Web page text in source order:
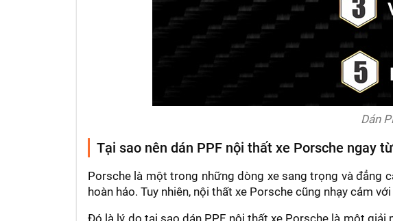
Dán
Tại sao nên dán PPF nội thất xe Porsche ngay
Porsche là một trong những dòng xe sang trọng và đẳng
hoàn hảo. Tuy nhiên, nội thất xe Porsche cũng nhạy cảm
Đó là lý do tại sao dán PPF nội thất xe Porsche là một